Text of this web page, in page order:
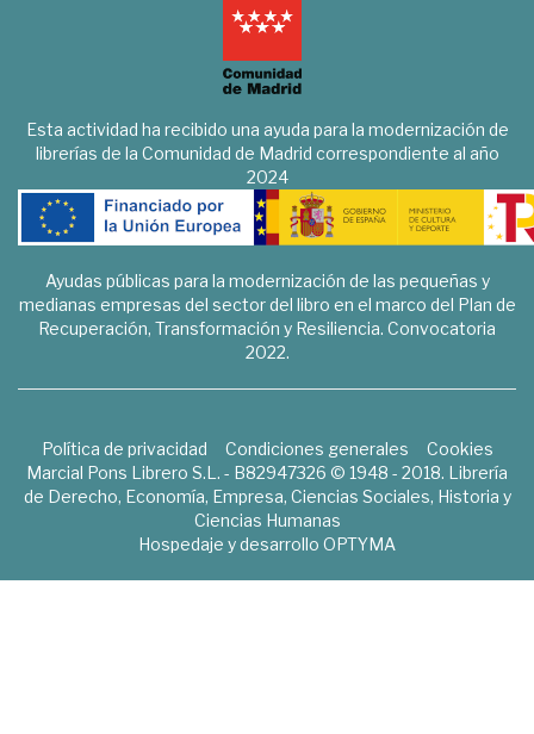
Esta actividad ha recibido una ayuda para la modernización de
librerías de la Comunidad de Madrid correspondiente al año
2024
Ayudas públicas para la modernización de las pequeñas y
medianas empresas del sector del libro en el marco del Plan de
Recuperación, Transformación y Resiliencia. Convocatoria
2022.
Política de privacidad Condiciones generales
Cookies
Marcial Pons Librero S.L. - B82947326 © 1948 - 2018. Librería
de Derecho, Economía, Empresa, Ciencias Sociales, Historia y
Ciencias Humanas
Hospedaje y desarrollo OPTYMA